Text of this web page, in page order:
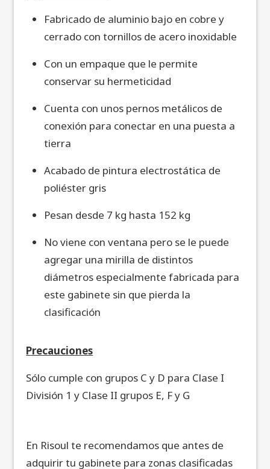
Fabricado de aluminio bajo en cobre y
cerrado con tornillos de acero inoxidable
Con un empaque que le permite
conservar su hermeticidad
Cuenta con unos pernos metálicos de
conexión para conectar en una puesta a
tierra
Acabado de pintura electrostática de
poliéster gris
Pesan desde 7 kg hasta 152 kg
No viene con ventana pero se le puede
agregar una mirilla de distintos
diámetros especialmente fabricada para
este gabinete sin que pierda la
clasificación
Precauciones
Sólo cumple con grupos C y D para Clase I
División 1 y Clase II grupos E, F y G
En Risoul te recomendamos que antes de
adquirir tu gabinete para zonas clasificadas